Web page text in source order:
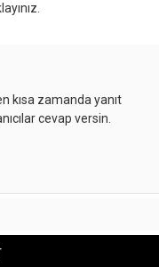
kısa zamanda yanıt
cevap versin.